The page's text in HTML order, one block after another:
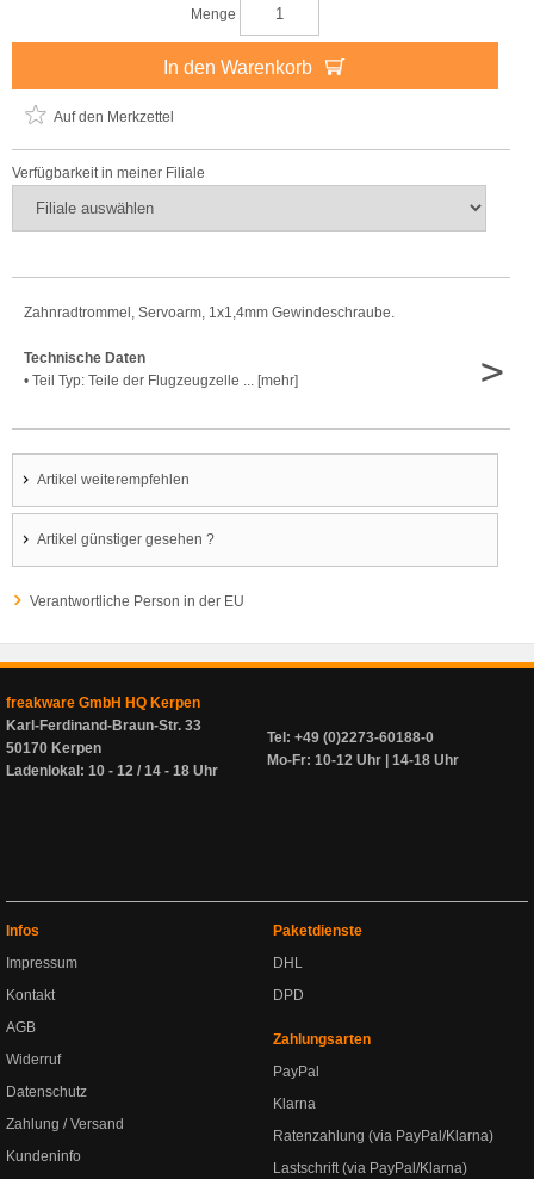
Menge
In den Warenkorb
Auf den Merkzettel
Verfügbarkeit in meiner Filiale
Zahnradtrommel, Servoarm, 1x1,4mm Gewindeschraube.
Technische Daten
• Teil Typ: Teile der Flugzeugzelle ... [mehr]
>
Artikel weiterempfehlen
Artikel günstiger gesehen ?
Verantwortliche Person in der EU
freakware GmbH HQ Kerpen
Karl-Ferdinand-Braun-Str. 33
50170 Kerpen
Ladenlokal: 10 - 12 / 14 - 18 Uhr
Tel: +49 (0)2273-60188-0
Mo-Fr: 10-12 Uhr | 14-18 Uhr
Infos
Impressum
Kontakt
AGB
Widerruf
Datenschutz
Zahlung / Versand
Kundeninfo
Paketdienste
DHL
DPD
Zahlungsarten
PayPal
Klarna
Ratenzahlung (via PayPal/Klarna)
Lastschrift (via PayPal/Klarna)